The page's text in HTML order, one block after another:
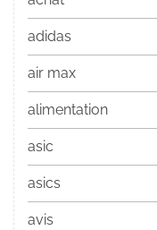
adidas
air max
alimentation
asic
asics
avis